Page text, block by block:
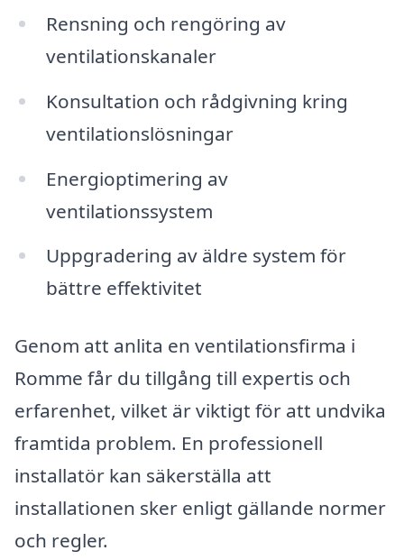
Rensning och rengöring av
ventilationskanaler
Konsultation och rådgivning kring
ventilationslösningar
Energioptimering av
ventilationssystem
Uppgradering av äldre system för
bättre effektivitet
Genom att anlita en ventilationsfirma i
Romme får du tillgång till expertis och
erfarenhet, vilket är viktigt för att undvika
framtida problem. En professionell
installatör kan säkerställa att
installationen sker enligt gällande normer
och regler.